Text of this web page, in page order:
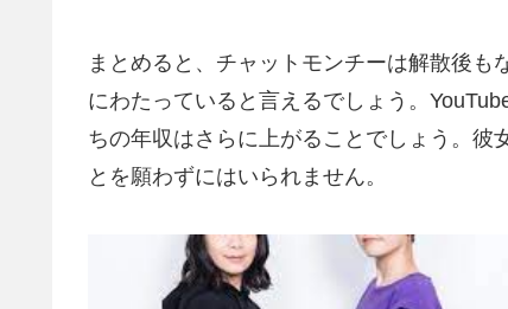
まとめると、チャットモンチーは解散後
にわたっていると言えるでしょう。
ちの年収はさらに上がることでしょう。彼
とを願わずにはいられません。